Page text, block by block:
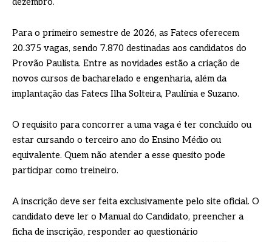
Para o primeiro semestre de 2026, as Fatecs oferecem
20.375 vagas, sendo 7.870 destinadas aos candidatos do
Provão Paulista. Entre as novidades estão a criação de
novos cursos de bacharelado e engenharia, além da
implantação das Fatecs Ilha Solteira, Paulínia e Suzano.
O requisito para concorrer a uma vaga é ter concluído ou
estar cursando o terceiro ano do Ensino Médio ou
equivalente. Quem não atender a esse quesito pode
participar como treineiro.
A inscrição deve ser feita exclusivamente pelo site oficial. O
candidato deve ler o Manual do Candidato, preencher a
ficha de inscrição, responder ao questionário